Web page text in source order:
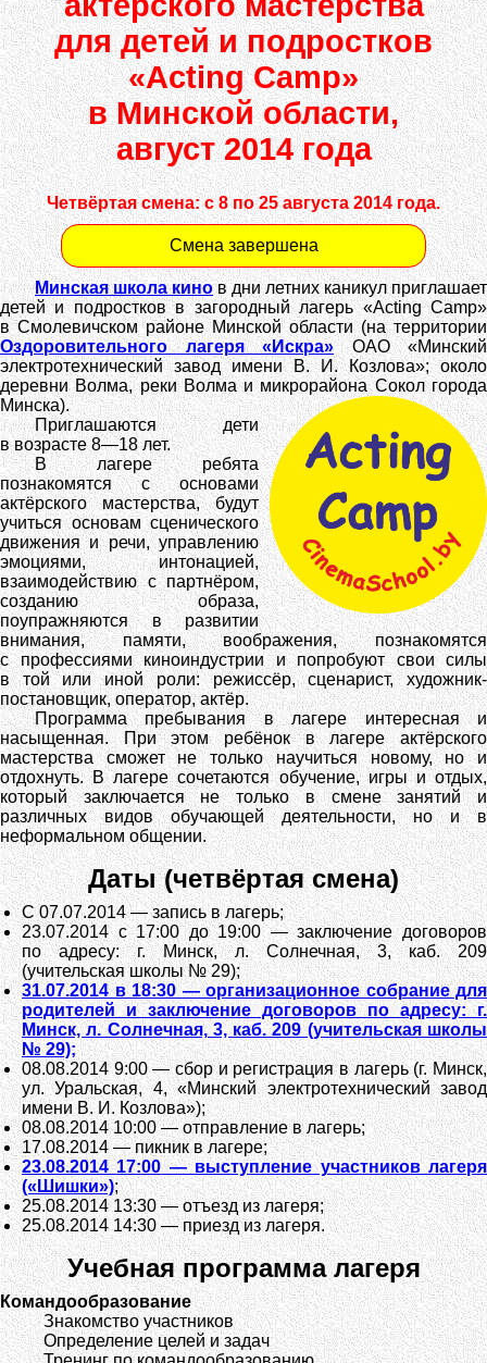
для детей и подростков
«Acting Camp»
в Минской области,
август 2014 года
Четвёртая смена: с 8по25 августа 2014 года.
Смена завершена
Минская школа кинов дни летних каникул приглашает
детей и подростков в загородный лагерь «Acting Camp»
в Смолевичском районе Минской области (на территории
Оздоровительного лагеря «Искра»ОАО «Минский
электротехнический завод имени В. И. Козлова»; около
деревни Волма, реки Волма и микрорайона Сокол города
Минска).
Приглашаются дети
в возрасте 8—18 лет.
В лагере ребята
познакомятся с основами
актёрского мастерства, будут
учиться основам сценического
движения и речи, управлению
эмоциями, интонацией,
взаимодействию с партнёром,
созданию образа,
поупражняются в развитии
внимания, памяти, воображения, познакомятся
с профессиями киноиндустрии и попробуют свои силы
в той или иной роли: режиссёр, сценарист, художник-
постановщик, оператор, актёр.
Программа пребывания в лагере интересная и
насыщенная. При этом ребёнок в лагере актёрского
мастерства сможет не только научиться новому, но и
отдохнуть. В лагере сочетаются обучение, игры и отдых,
который заключается не только в смене занятий и
различных видов обучающей деятельности, но и в
неформальном общении.
Даты (четвёртая смена)
C 07.07.2014— запись в лагерь;
23.07.2014с17:00до19:00— заключение договоров
по адресу: г. Минск, л. Солнечная, 3, каб. 209
(учительская школы № 29);
31.07.2014 в 18:30— организационное собрание для
родителей и заключение договоров по адресу: г.
Минск, л. Солнечная, 3, каб. 209 (учительская школы
№ 29);
08.08.2014 9:00— сбор и регистрация в лагерь (г. Минск,
ул. Уральская, 4, «Минский электротехнический завод
имени В. И. Козлова»);
08.08.2014 10:00— отправление в лагерь;
17.08.2014— пикник в лагере;
23.08.2014 17:00— выступление участников лагеря
(«Шишки»);
25.08.2014 13:30— отъезд из лагеря;
25.08.2014 14:30— приезд из лагеря.
Учебная программа лагеря
Командообразование
Знакомство участников
Определение целей и задач